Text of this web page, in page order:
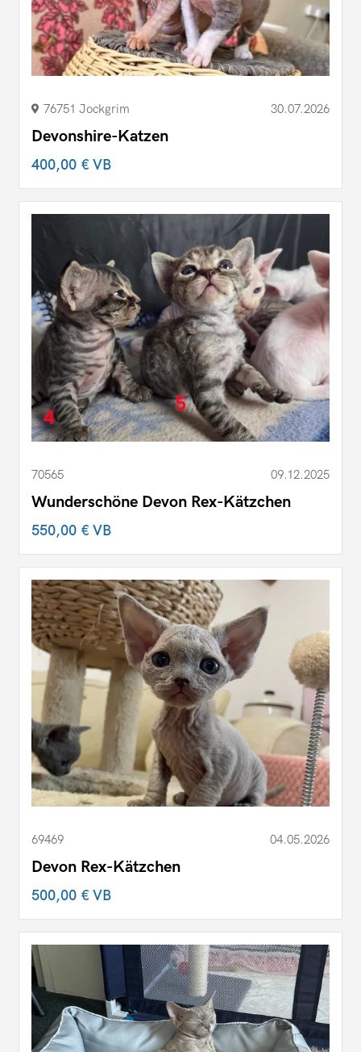
76751 Jockgrim 30.07.2026
Devonshire-Katzen
400,00 €VB
70565 09.12.2025
Wunderschöne Devon Rex-Kätzchen
550,00 €VB
69469 04.05.2026
Devon Rex-Kätzchen
500,00 €VB